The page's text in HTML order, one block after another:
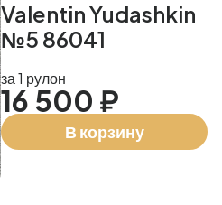
Valentin Yudashkin
№5 86041
за 1 рулон
16 500 ₽
В корзину